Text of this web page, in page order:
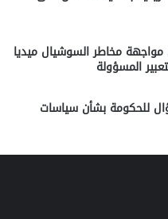
مخاطر السوشيال ميديا
المسؤولة
للحكومة بشأن سياسات